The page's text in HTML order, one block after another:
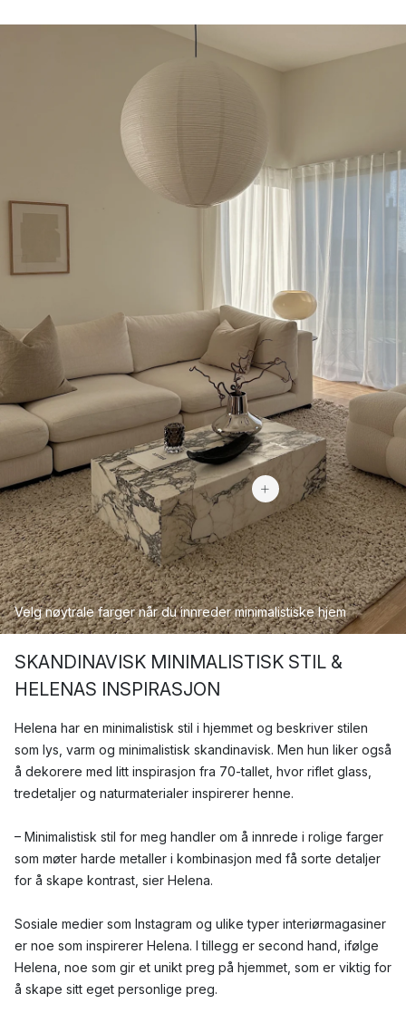
Velg nøytrale farger nårduinnreder minimalistiske hjem
22 214 kr
SKANDINAVISK MINIMALISTISK STIL &
HELENAS INSPIRASJON
Helena har en minimalistisk stil i hjemmet og beskriver stilen
som lys, varm og minimalistisk skandinavisk. Men hun liker også
å dekorere med litt inspirasjon fra 70-tallet, hvor riflet glass,
tredetaljer og naturmaterialer inspirerer henne.
– Minimalistisk stil for meg handler om å innrede i rolige farger
som møter harde metaller i kombinasjon med få sorte detaljer
for å skape kontrast, sier Helena.
Sosiale medier som Instagram og ulike typer interiørmagasiner
er noe som inspirerer Helena. I tillegg er second hand, ifølge
Helena, noe som gir et unikt preg på hjemmet, som er viktig for
å skape sitt eget personlige preg.